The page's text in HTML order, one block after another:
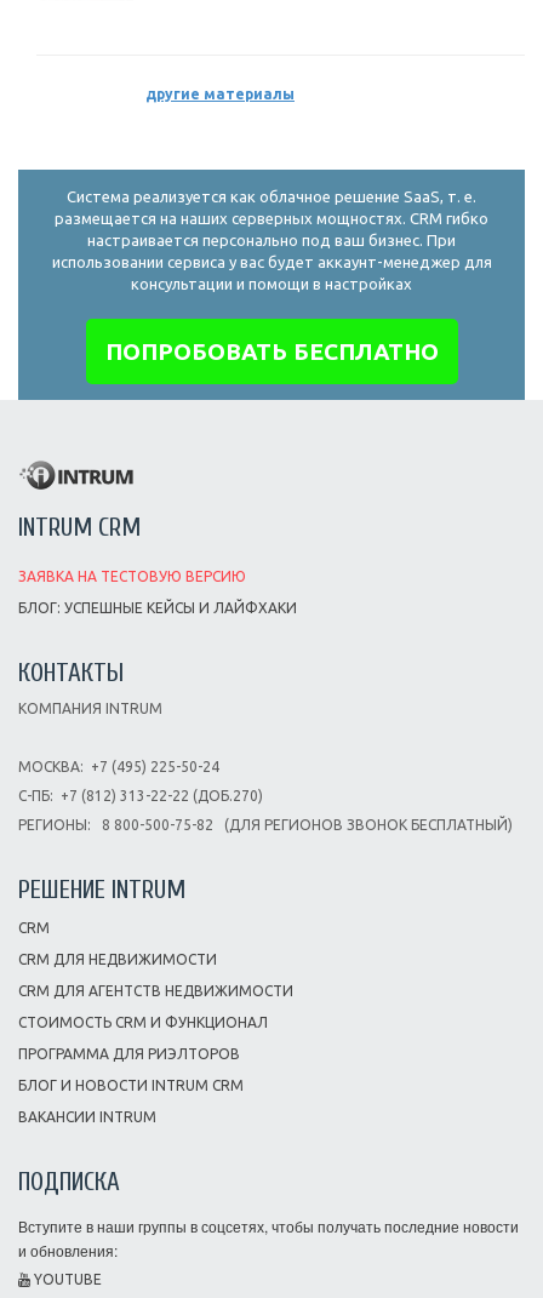
другие материалы
Система реализуется как облачное решение SaaS, т. е.
размещается на наших серверных мощностях. CRM гибко
настраивается персонально под ваш бизнес. При
использовании сервиса у вас будет аккаунт-менеджер для
консультации и помощи в настройках
ПОПРОБОВАТЬ БЕСПЛАТНО
INTRUM CRM
ЗАЯВКА НА ТЕСТОВУЮ ВЕРСИЮ
БЛОГ: УСПЕШНЫЕ КЕЙСЫ И ЛАЙФХАКИ
КОНТАКТЫ
КОМПАНИЯ INTRUM
МОСКВА:
+7 (495) 225-50-24
С-ПБ:
+7 (812) 313-22-22 (ДОБ.270)
РЕГИОНЫ:
8 800-500-75-82 (ДЛЯ РЕГИОНОВ ЗВОНОК БЕСПЛАТНЫЙ)
РЕШЕНИЕ INTRUM
CRM
CRM ДЛЯ НЕДВИЖИМОСТИ
CRM ДЛЯ АГЕНТСТВ НЕДВИЖИМОСТИ
СТОИМОСТЬ CRM И ФУНКЦИОНАЛ
ПРОГРАММА ДЛЯ РИЭЛТОРОВ
БЛОГ И НОВОСТИ INTRUM CRM
ВАКАНСИИ INTRUM
ПОДПИСКА
Вступите в наши группы в соцсетях, чтобы получать последние новости
и обновления:
YOUTUBE